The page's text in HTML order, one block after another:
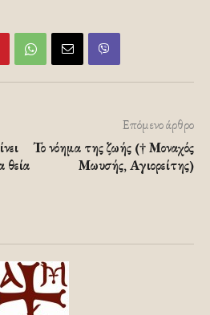
θεία
Επόμενο άρθρο
Το νόημα της ζωής († Μοναχός
Μωυσής, Αγιορείτης)